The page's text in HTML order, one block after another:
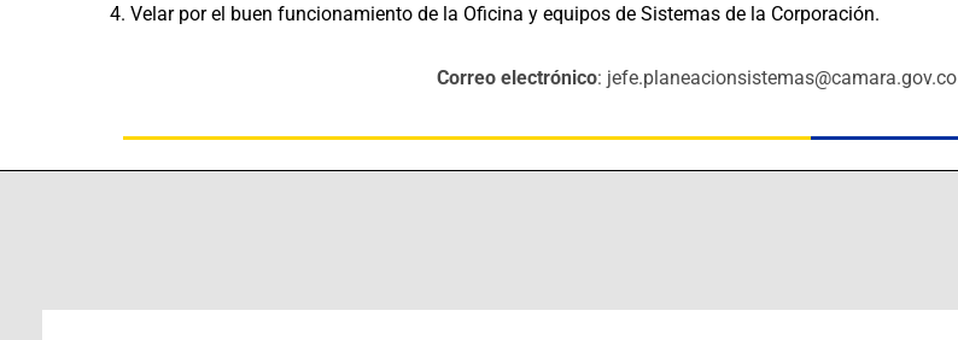
Velar por el buen funcionamiento de la Oficina y equipos de Sistemas de la Corporación.
Correo electrónico: jefe.planeacionsistemas@camara.gov.co